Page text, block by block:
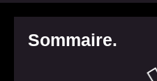
Sommaire.